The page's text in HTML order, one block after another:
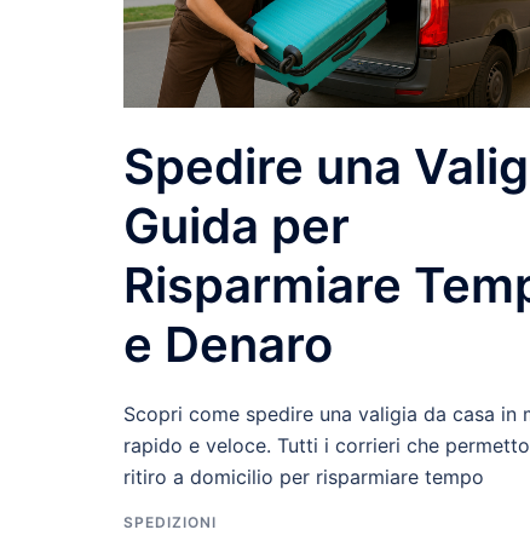
Spedire una
Guida per
Risparmiare
e Denaro
Scopri come spedire una valigia da casa in
rapido e veloce. Tutti i corrieri che
ritiro a domicilio per risparmiare tempo
SPEDIZIONI